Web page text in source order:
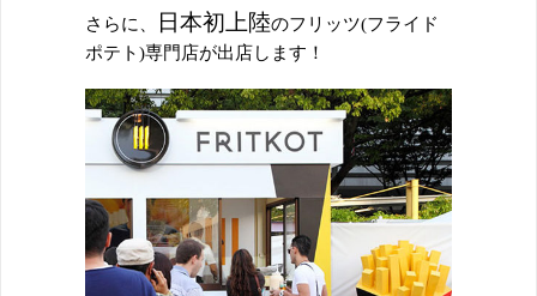
さらに、 日本初上陸のフリッツ(フライド
ポテト)専門店が出店します！